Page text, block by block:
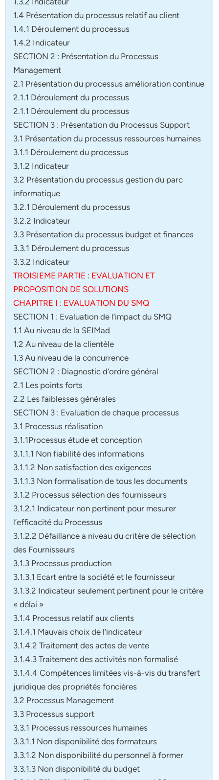
1.4 Présentation du processus relatif au client
1.4.1 Déroulement du processus
1.4.2 Indicateur
SECTION 2 : Présentation du Processus
Management
2.1 Présentation du processus amélioration continue
2.1.1 Déroulement du processus
2.1.1 Déroulement du processus
SECTION 3 : Présentation du Processus Support
3.1 Présentation du processus ressources humaines
3.1.1 Déroulement du processus
3.1.2 Indicateur
3.2 Présentation du processus gestion du parc
informatique
3.2.1 Déroulement du processus
3.2.2 Indicateur
3.3 Présentation du processus budget et finances
3.3.1 Déroulement du processus
3.3.2 Indicateur
TROISIEME PARTIE : EVALUATION ET
PROPOSITION DE SOLUTIONS
CHAPITRE I : EVALUATION DU SMQ
SECTION 1 : Evaluation de l’impact du SMQ
1.1 Au niveau de la SEIMad
1.2 Au niveau de la clientèle
1.3 Au niveau de la concurrence
SECTION 2 : Diagnostic d’ordre général
2.1 Les points forts
2.2 Les faiblesses générales
SECTION 3 : Evaluation de chaque processus
3.1 Processus réalisation
3.1.1Processus étude et conception
3.1.1.1 Non fiabilité des informations
3.1.1.2 Non satisfaction des exigences
3.1.1.3 Non formalisation de tous les documents
3.1.2 Processus sélection des fournisseurs
3.1.2.1 Indicateur non pertinent pour mesurer
l’efficacité du Processus
3.1.2.2 Défaillance a niveau du critère de sélection
des Fournisseurs
3.1.3 Processus production
3.1.3.1 Ecart entre la société et le fournisseur
3.1.3.2 Indicateur seulement pertinent pour le critère
« délai »
3.1.4 Processus relatif aux clients
3.1.4.1 Mauvais choix de l’indicateur
3.1.4.2 Traitement des actes de vente
3.1.4.3 Traitement des activités non formalisé
3.1.4.4 Compétences limitées vis-à-vis du transfert
juridique des propriétés foncières
3.2 Processus Management
3.3 Processus support
3.3.1 Processus ressources humaines
3.3.1.1 Non disponibilité des formateurs
3.3.1.2 Non disponibilité du personnel à former
3.3.1.3 Non disponibilité du budget